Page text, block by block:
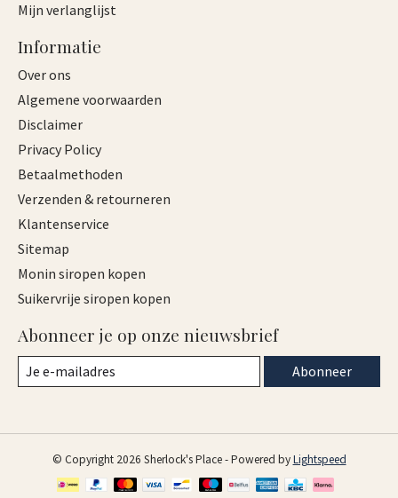
Mijn verlanglijst
Informatie
Over ons
Algemene voorwaarden
Disclaimer
Privacy Policy
Betaalmethoden
Verzenden & retourneren
Klantenservice
Sitemap
Monin siropen kopen
Suikervrije siropen kopen
Abonneer je op onze nieuwsbrief
Abonneer
© Copyright 2026 Sherlock's Place - Powered byLightspeed